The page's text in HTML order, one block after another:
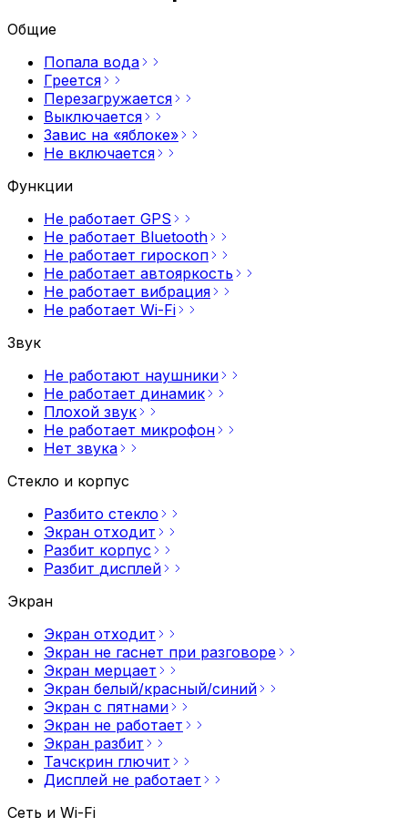
Общие
Попала вода
Греется
Перезагружается
Выключается
Завис на «яблоке»
Не включается
Функции
Не работает GPS
Не работает Bluetooth
Не работает гироскоп
Не работает автояркость
Не работает вибрация
Не работает Wi-Fi
Звук
Не работают наушники
Не работает динамик
Плохой звук
Не работает микрофон
Нет звука
Стекло и корпус
Разбито стекло
Экран отходит
Разбит корпус
Разбит дисплей
Экран
Экран отходит
Экран не гаснет при разговоре
Экран мерцает
Экран белый/красный/синий
Экран с пятнами
Экран не работает
Экран разбит
Тачскрин глючит
Дисплей не работает
Сеть и Wi-Fi